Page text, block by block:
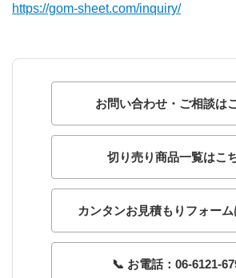
https://gom-sheet.com/inquiry/
お問い合わせ・ご相談は
切り売り商品一覧はこ
カンタンお見積もりフォー
📞 お電話：06-6121-